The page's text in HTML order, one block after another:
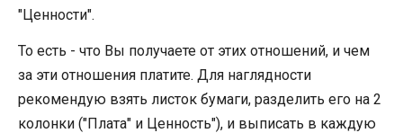
"Ценности".
То есть - что Вы получаете от этих отношений, и чем
за эти отношения платите. Для наглядности
рекомендую взять листок бумаги, разделить его на 2
колонки ("Плата" и Ценность"), и выписать в каждую